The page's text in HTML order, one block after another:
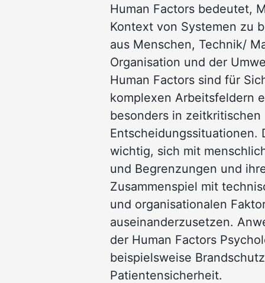
Human Factors bedeutet,
Kontext von Systemen zu
aus Menschen, Technik/
Organisation und der
Human Factors sind für
komplexen Arbeitsfeldern
besonders in zeitkritischen
Entscheidungssituationen.
wichtig, sich mit
und Begrenzungen und
Zusammenspiel mit
und organisationalen
auseinanderzusetzen.
der Human Factors
beispielsweise
Patientensicherheit.